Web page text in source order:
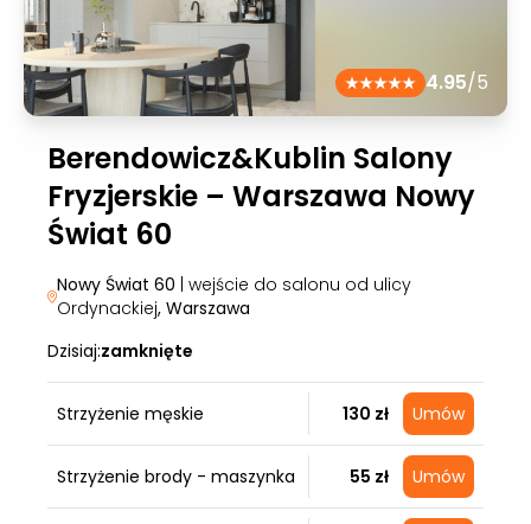
4.95/5
Berendowicz&Kublin Salony
Fryzjerskie – Warszawa Nowy
Świat 60
Nowy Świat 60 | wejście do salonu od ulicy
Ordynackiej, Warszawa
Dzisiaj:zamknięte
Strzyżenie męskie 130 zł Umów
Strzyżenie brody - maszynka 55 zł Umów